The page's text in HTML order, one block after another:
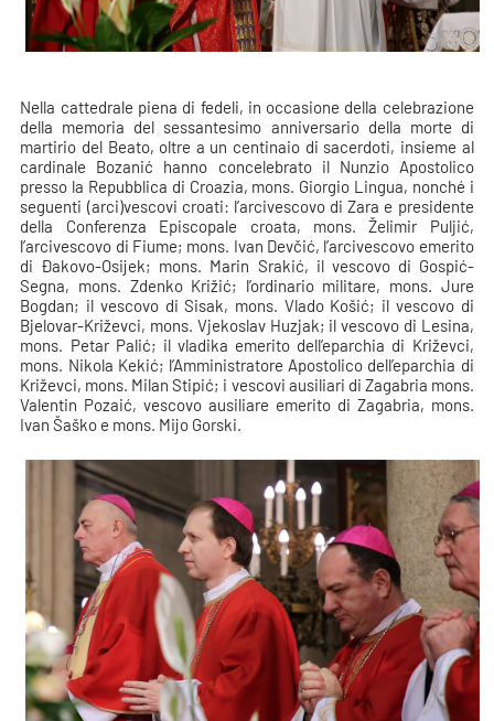
Nella cattedrale piena di fedeli, in occasione della celebrazione
della memoria del sessantesimo anniversario della morte di
martirio del Beato, oltre a un centinaio di sacerdoti, insieme al
cardinale Bozanić hanno concelebrato il Nunzio Apostolico
presso la Repubblica di Croazia, mons. Giorgio Lingua, nonché i
seguenti (arci)vescovi croati: l’arcivescovo di Zara e presidente
della Conferenza Episcopale croata, mons. Želimir Puljić,
l’arcivescovo di Fiume; mons. Ivan Devčić, l’arcivescovo emerito
di Đakovo-Osijek; mons. Marin Srakić, il vescovo di Gospić-
Segna, mons. Zdenko Križić; l’ordinario militare, mons. Jure
Bogdan; il vescovo di Sisak, mons. Vlado Košić; il vescovo di
Bjelovar-Križevci, mons. Vjekoslav Huzjak; il vescovo di Lesina,
mons. Petar Palić; il vladika emerito dell’eparchia di Križevci,
mons. Nikola Kekić; l’Amministratore Apostolico dell’eparchia di
Križevci, mons. Milan Stipić; i vescovi ausiliari di Zagabria mons.
Valentin Pozaić, vescovo ausiliare emerito di Zagabria, mons.
Ivan Šaško e mons. Mijo Gorski.